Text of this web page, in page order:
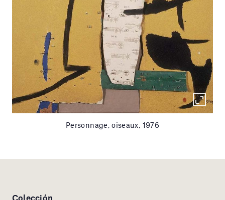
Personnage, oiseaux, 1976
Colección